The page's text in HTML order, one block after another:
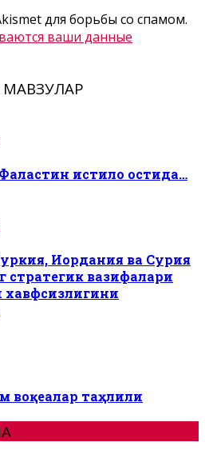
для борьбы со спамом.
ваши данные
истило остида…
Иордания ва Сурия
вазифалари
воқеалар таҳлили